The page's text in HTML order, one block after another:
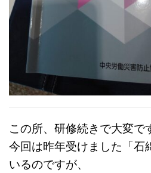
この所、研修続きで大変で
今回は昨年受けました「石
いるのですが、